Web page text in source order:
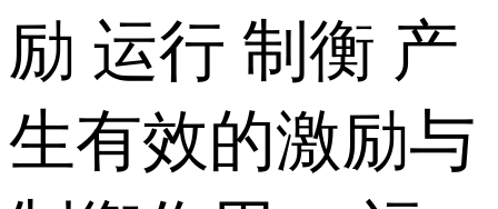
励 运行 制衡 产
生有效的激励与